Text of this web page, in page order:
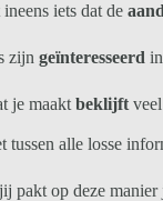
iets dat de
zijn geïnteresseerd
je maakt beklijft veel
alle losse
pakt op deze